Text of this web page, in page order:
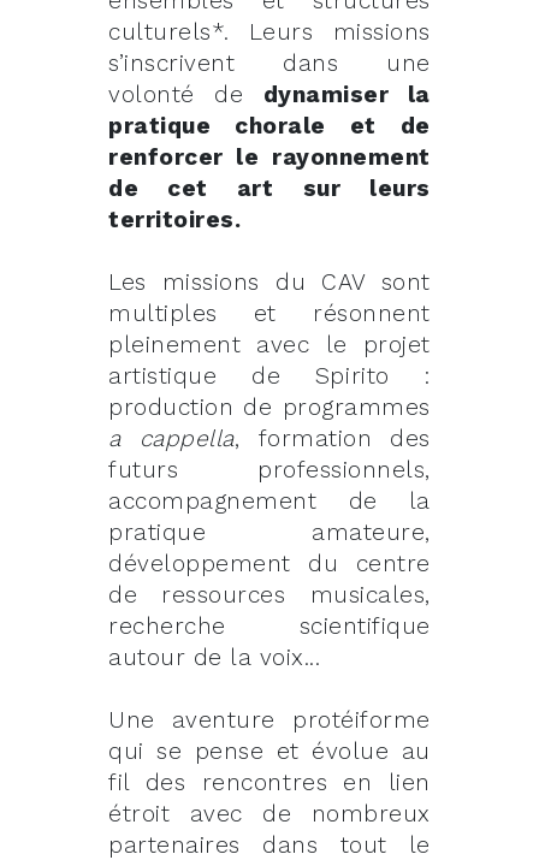
culturels*. Leurs missions
s’inscrivent dans une
volonté de dynamiser la
pratique chorale et de
renforcer le rayonnement
de cet art sur leurs
territoires.
Les missions du CAV sont
multiples et résonnent
pleinement avec le projet
artistique de Spirito :
production de programmes
a cappella, formation des
futurs professionnels,
accompagnement de la
pratique amateure,
développement du centre
de ressources musicales,
recherche scientifique
autour de la voix...
Une aventure protéiforme
qui se pense et évolue au
fil des rencontres en lien
étroit avec de nombreux
partenaires dans tout le